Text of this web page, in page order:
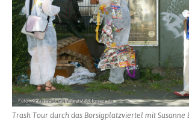
Trash Tour durch das Borsigplatzviertel mit Susanne